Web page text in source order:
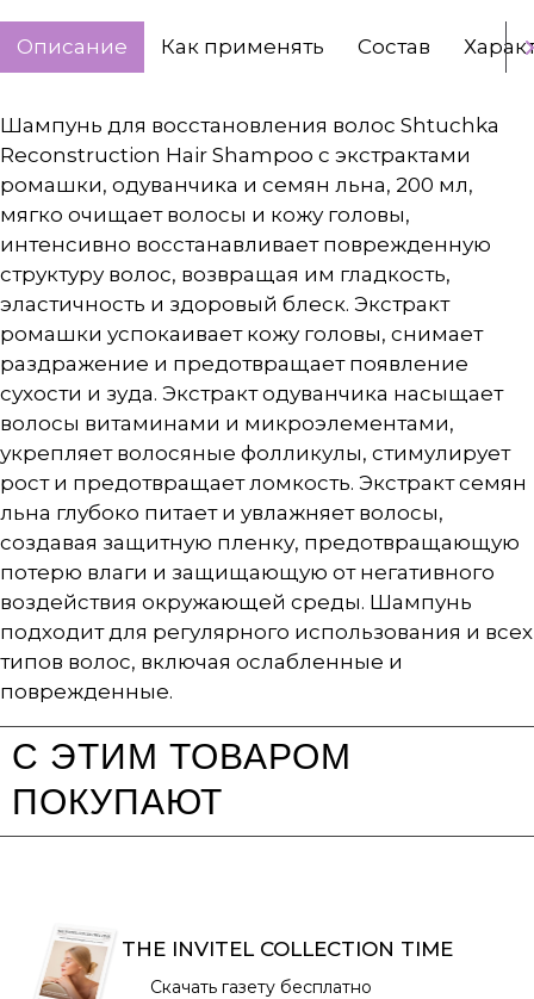
Описание Как применять Состав
Шампунь для восстановления волос Shtuchka
Reconstruction Hair Shampoo с экстрактами
ромашки, одуванчика и семян льна, 200 мл,
мягко очищает волосы и кожу головы,
интенсивно восстанавливает поврежденную
структуру волос, возвращая им гладкость,
эластичность и здоровый блеск. Экстракт
ромашки успокаивает кожу головы, снимает
раздражение и предотвращает появление
сухости и зуда. Экстракт одуванчика насыщает
волосы витаминами и микроэлементами,
укрепляет волосяные фолликулы, стимулирует
рост и предотвращает ломкость. Экстракт семян
льна глубоко питает и увлажняет волосы,
создавая защитную пленку, предотвращающую
потерю влаги и защищающую от негативного
воздействия окружающей среды. Шампунь
подходит для регулярного использования и всех
типов волос, включая ослабленные и
поврежденные.
С ЭТИМ ТОВАРОМ
ПОКУПАЮТ
THE INVITEL COLLECTION TIME
Скачать газету бесплатно